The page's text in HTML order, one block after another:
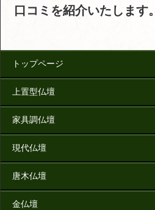
口コミを紹介いたします。
トップページ
上置型仏壇
家具調仏壇
現代仏壇
唐木仏壇
金仏壇